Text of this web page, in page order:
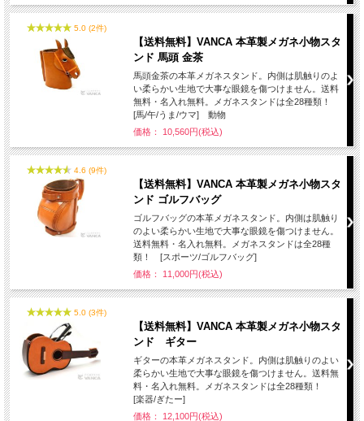
5.0 (2件)
【送料無料】VANCA 本革製メガネ小物スタ
ンド 馬頭 金茶
馬頭金茶の本革メガネスタンド。内側は肌触りのよ
い柔らかい生地で大事な眼鏡を傷つけません。送料
無料・名入れ無料。メガネスタンドは全28種類！
[馬/午/うま/ウマ] 動物
価格： 10,560円(税込)
4.6 (9件)
【送料無料】VANCA 本革製メガネ小物スタ
ンド ゴルフバッグ
ゴルフバッグの本革メガネスタンド。内側は肌触り
のよい柔らかい生地で大事な眼鏡を傷つけません。
送料無料・名入れ無料。メガネスタンドは全28種
類！ [スポーツ/ゴルフバッグ]
価格： 11,000円(税込)
5.0 (3件)
【送料無料】VANCA 本革製メガネ小物スタ
ンド ギター
ギターの本革メガネスタンド。内側は肌触りのよい
柔らかい生地で大事な眼鏡を傷つけません。送料無
料・名入れ無料。メガネスタンドは全28種類！
[楽器/ぎたー]
価格： 12,100円(税込)